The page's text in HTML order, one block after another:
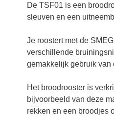
De TSF01 is een
sleuven en een
Je roostert met de
verschillende
gemakkelijk gebruik van
Het broodrooster is
bijvoorbeeld van deze
rekken en een broodjes